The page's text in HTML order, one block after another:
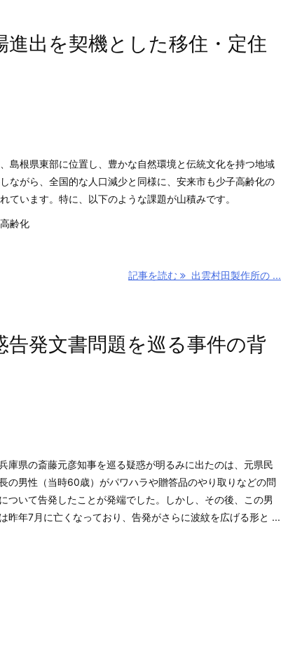
進出を契機とした移住・定住
島根県東部に位置し、豊かな自然環境と伝統文化を持つ地域
ながら、全国的な人口減少と同様に、安来市も少子高齢化の
ています。特に、以下のような課題が山積みです。
齢化
記事を読む 出雲村田製作所の ...
告発文書問題を巡る事件の背
庫県の斎藤元彦知事を巡る疑惑が明るみに出たのは、元県民
の男性（当時60歳）がパワハラや贈答品のやり取りなどの問
ついて告発したことが発端でした。しかし、その後、この男
昨年7月に亡くなっており、告発がさらに波紋を広げる形と ...